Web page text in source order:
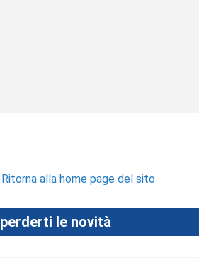
alla home page del sito
le novità